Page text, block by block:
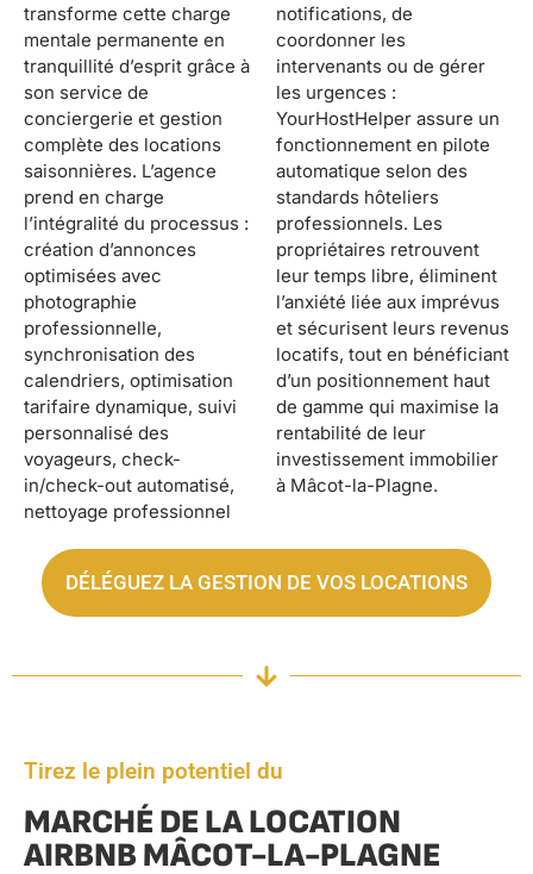
transforme cette charge
mentale permanente en
tranquillité d’esprit grâce à
son service de
conciergerie et gestion
complète des locations
saisonnières. L’agence
prend en charge
l’intégralité du processus :
création d’annonces
optimisées avec
photographie
professionnelle,
synchronisation des
calendriers, optimisation
tarifaire dynamique, suivi
personnalisé des
voyageurs, check-
in/check-out automatisé,
nettoyage professionnel
notifications, de
coordonner les
intervenants ou de gérer
les urgences :
YourHostHelper assure un
fonctionnement en pilote
automatique selon des
standards hôteliers
professionnels. Les
propriétaires retrouvent
leur temps libre, éliminent
l’anxiété liée aux imprévus
et sécurisent leurs revenus
locatifs, tout en bénéficiant
d’un positionnement haut
de gamme qui maximise la
rentabilité de leur
investissement immobilier
à Mâcot-la-Plagne.
DÉLÉGUEZ LA GESTION DE VOS LOCATIONS
Tirez le plein potentiel du
MARCHÉ DE LA LOCATION
AIRBNB MÂCOT-LA-PLAGNE